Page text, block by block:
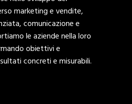
marketing e vendite,
comunicazione e
le aziende nella loro
obiettivi e
concreti e misurabili.